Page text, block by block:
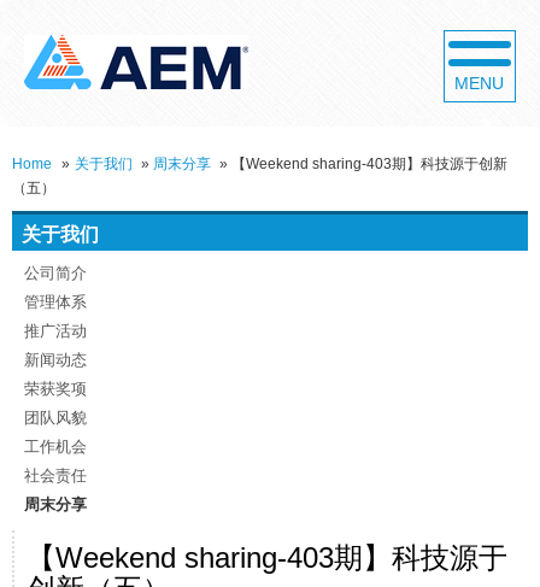
MENU
Home » 关于我们 » 周末分享 »
【Weekend sharing-403期】科技源于创新
（五）
关于我们
公司简介
管理体系
推广活动
新闻动态
荣获奖项
团队风貌
工作机会
社会责任
周末分享
【Weekend sharing-403期】科技源于